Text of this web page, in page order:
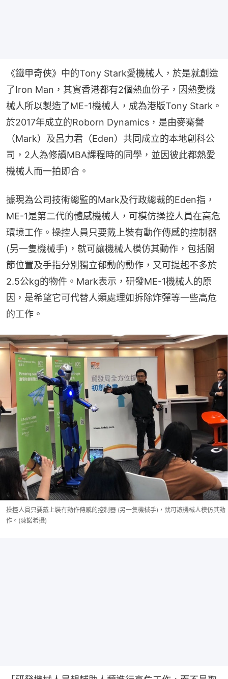
《鐵甲奇俠》中的Tony Stark愛機械人，於是就創造
了Iron Man，其實香港都有2個熱血份子，因熱愛機
械人所以製造了ME-1機械人，成為港版Tony Stark。
於2017年成立的Roborn Dynamics，是由麥騫譽
（Mark）及呂力君（Eden）共同成立的本地創科公
司，2人為修讀MBA課程時的同學，並因彼此都熱愛
機械人而一拍即合。
據現為公司技術總監的Mark及行政總裁的Eden指，
ME-1是第二代的體感機械人，可模仿操控人員在高危
環境工作。操控人員只要戴上裝有動作傳感的控制器
(另一隻機械手)，就可讓機械人模仿其動作，包括關
節位置及手指分別獨立郁動的動作，又可提起不多於
2.5公kg的物件。Mark表示，研發ME-1機械人的原
因，是希望它可代替人類處理如拆除炸彈等一些高危
的工作。
操控人員只要戴上裝有動作傳感的控制器 (另一隻機械手)，就可讓機械人模仿其動
作。(陳諾希攝)